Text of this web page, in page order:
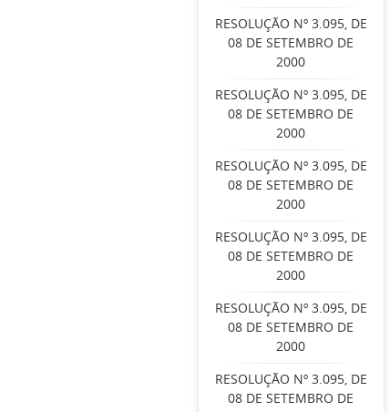
RESOLUÇÃO Nº 3.095, DE
08 DE SETEMBRO DE
2000
RESOLUÇÃO Nº 3.095, DE
08 DE SETEMBRO DE
2000
RESOLUÇÃO Nº 3.095, DE
08 DE SETEMBRO DE
2000
RESOLUÇÃO Nº 3.095, DE
08 DE SETEMBRO DE
2000
RESOLUÇÃO Nº 3.095, DE
08 DE SETEMBRO DE
2000
RESOLUÇÃO Nº 3.095, DE
08 DE SETEMBRO DE